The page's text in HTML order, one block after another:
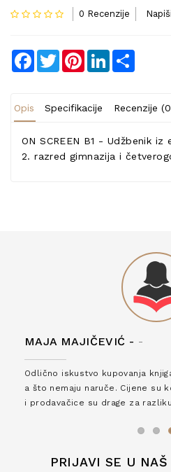
0 Recenzije
Facebook
TwitterPinterestLinkedIn
Opis Specifikacije Recenzije
ON SCREEN B1 - Udžbenik iz
2. razred gimnazija i
MAJA MAJIČEVIĆ - -
Odlično iskustvo kupovanja
a što nemaju naruče. Cijene su
i prodavačice su drage za
PRIJAVI SE U